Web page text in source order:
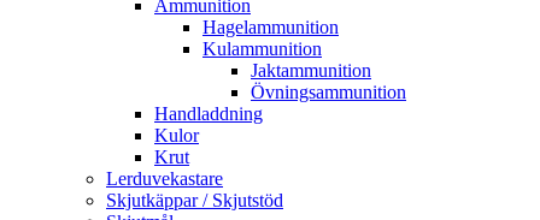
Ammunition
Hagelammunition
Kulammunition
Jaktammunition
Övningsammunition
Handladdning
Kulor
Krut
Lerduvekastare
Skjutkäppar / Skjutstöd